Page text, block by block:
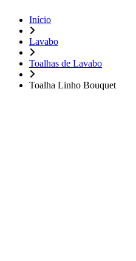
Início
Lavabo
Toalhas de Lavabo
Toalha Linho Bouquet